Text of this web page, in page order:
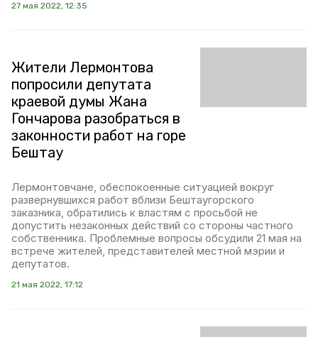
27 мая 2022, 12:35
Жители Лермонтова
попросили депутата
краевой думы Жана
Гончарова разобраться в
законности работ на горе
Бештау
Лермонтовчане, обеспокоенные ситуацией вокруг
развернувшихся работ вблизи Бештаугорского
заказника, обратились к властям с просьбой не
допустить незаконных действий со стороны частного
собственника. Проблемные вопросы обсудили 21 мая на
встрече жителей, представителей местной мэрии и
депутатов.
21 мая 2022, 17:12